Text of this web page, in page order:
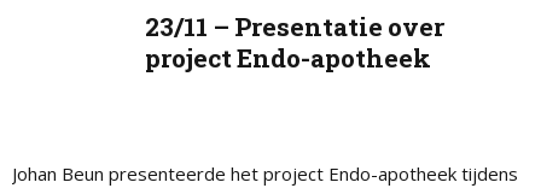
23/11 – Presentatie over
project Endo-apotheek
Johan Beun presenteerde het project Endo-apotheek tijdens